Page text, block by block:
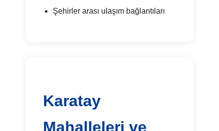
Şehirler arası ulaşım bağlantıları
Karatay
Mahalleleri ve